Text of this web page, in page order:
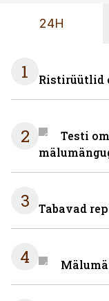
24H
1 Ristirüütlid
2
Testi
3 Tabavad
4